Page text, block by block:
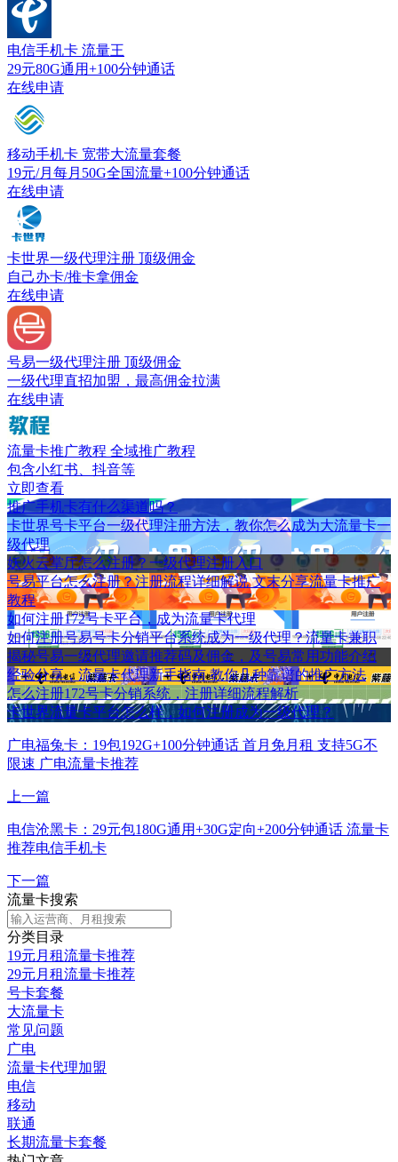
电信手机卡 流量王
29元80G通用+100分钟通话
在线申请
移动手机卡 宽带大流量套餐
19元/月每月50G全国流量+100分钟通话
在线申请
卡世界一级代理注册 顶级佣金
自己办卡/推卡拿佣金
在线申请
号易一级代理注册 顶级佣金
一级代理直招加盟，最高佣金拉满
在线申请
流量卡推广教程 全域推广教程
包含小红书、抖音等
立即查看
推广手机卡有什么渠道吗？
卡世界号卡平台一级代理注册方法，教你怎么成为大流量卡一
级代理
妖火云掌厅怎么注册？一级代理注册入口
号易平台怎么注册？注册流程详细解说 文末分享流量卡推广
教程
如何注册172号卡平台，成为流量卡代理
如何注册号易号卡分销平台系统成为一级代理？流量卡兼职
揭秘号易一级代理邀请推荐码及佣金，及号易常用功能介绍
经验分享，流量卡代理新手指南 教你几种靠谱的推广方法
怎么注册172号卡分销系统，注册详细流程解析
卡世界流量卡平台怎么样，如何注册成为一级代理？
广电福兔卡：19包192G+100分钟通话 首月免月租 支持5G不
限速 广电流量卡推荐
上一篇
电信沧黑卡：29元包180G通用+30G定向+200分钟通话 流量卡
推荐电信手机卡
下一篇
流量卡搜索
分类目录
19元月租流量卡推荐
29元月租流量卡推荐
号卡套餐
大流量卡
常见问题
广电
流量卡代理加盟
电信
移动
联通
长期流量卡套餐